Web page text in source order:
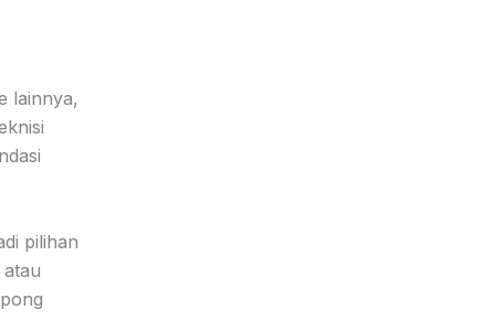
lainnya,
pilihan